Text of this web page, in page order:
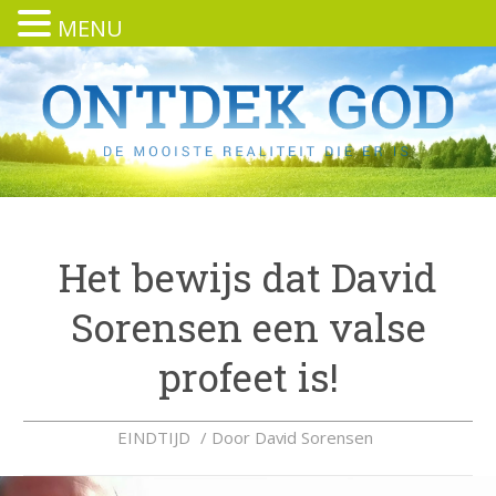
Het bewijs dat David
Sorensen een valse
profeet is!
EINDTIJD / Door David Sorensen
MENU